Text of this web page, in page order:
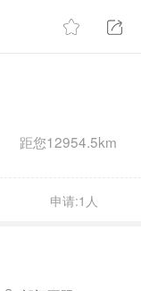
距您12954.5km
申请:1人